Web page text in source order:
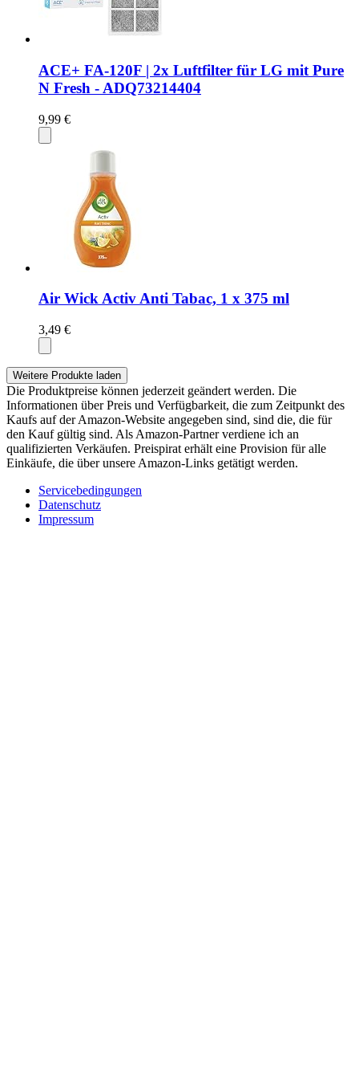
ACE+ FA-120F | 2x Luftfilter für LG mit Pure
N Fresh - ADQ73214404
9,99 €
Air Wick Activ Anti Tabac, 1 x 375 ml
3,49 €
Weitere Produkte laden
Die Produktpreise können jederzeit geändert werden. Die
Informationen über Preis und Verfügbarkeit, die zum Zeitpunkt des
Kaufs auf der Amazon-Website angegeben sind, sind die, die für
den Kauf gültig sind. Als Amazon-Partner verdiene ich an
qualifizierten Verkäufen. Preispirat erhält eine Provision für alle
Einkäufe, die über unsere Amazon-Links getätigt werden.
Servicebedingungen
Datenschutz
Impressum